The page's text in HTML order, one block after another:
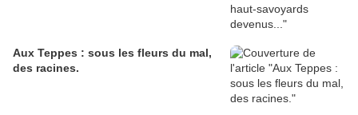
Aux Teppes : sous les fleurs du mal,
des racines.